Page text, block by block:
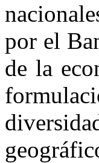
por el
de la